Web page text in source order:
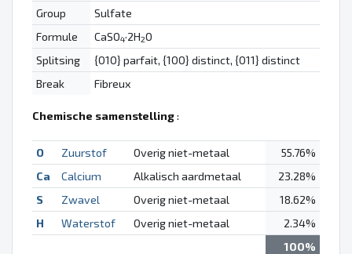
Group
Sulfate
Formule
CaSO4·2H2O
Splitsing
{010} parfait, {100} distinct, {011} distinct
Break
Fibreux
Chemische samenstelling:
O Zuurstof Overig niet-metaal
55.76%
Ca
Calcium Alkalisch aardmetaal
23.28%
S
Zwavel Overig niet-metaal
18.62%
H
Waterstof Overig niet-metaal
2.34%
100%